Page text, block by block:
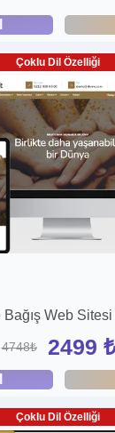
Çoklu Dil Özelliği
Bağış Web
4748₺ 2499 ₺
Çoklu Dil Özelliği